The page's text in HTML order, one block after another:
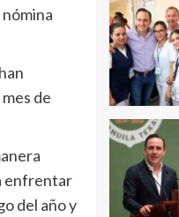
de
enfrentar
del año y